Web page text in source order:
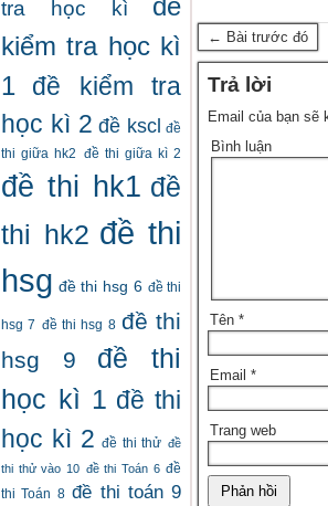
tra học kì
đề
kiểm tra học kì
1
đề kiểm tra
học kì 2 đề kscl đề
thi giữa hk2 đề thi giữa kì 2
đề thi hk1 đề
thi hk2 đề thi
hsg đề thi hsg 6 đề thi
hsg 7 đề thi hsg 8 đề thi
hsg 9
đề thi
học kì 1 đề thi
học kì 2 đề thi thử đề
thi thử vào 10 đề thi Toán 6 đề
thi Toán 8 đề thi toán 9
← Bài trước đó
Trả lời
Email của bạn sẽ
Bình luận
Tên*
Email*
Trang web